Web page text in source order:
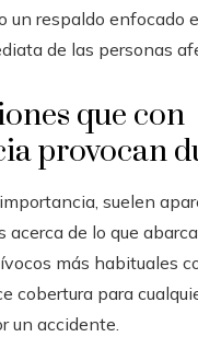
un respaldo enfocado
de las personas
que con
provocan
suelen
acerca de lo que
más habituales
cobertura para
un accidente.